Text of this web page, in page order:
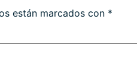
están marcados con *